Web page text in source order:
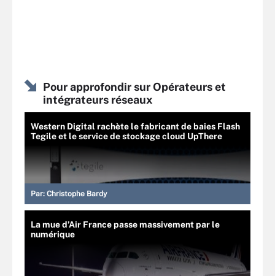
Pour approfondir sur Opérateurs et
intégrateurs réseaux
Western Digital rachète le fabricant de baies Flash
Tegile et le service de stockage cloud UpThere
Par: Christophe Bardy
La mue d’Air France passe massivement par le
numérique